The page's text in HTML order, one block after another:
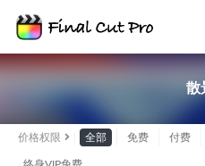
散
价格权限 全部 免费 付费